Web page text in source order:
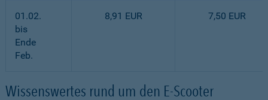
01.02.
bis
Ende
Feb.
8,91 EUR 7,50 EUR
Wissenswertes rund um den E-Scooter